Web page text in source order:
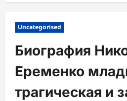
Uncategorised
Биография
Еременко
трагическая и